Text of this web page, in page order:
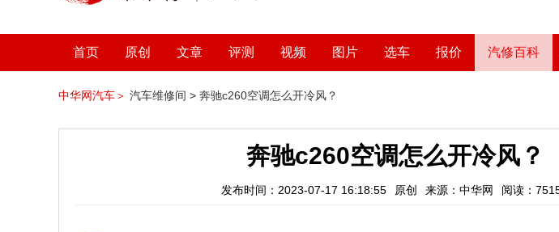
首页 原创 文章 评测 视频 图片 选车 报价 汽修百科
中华网汽车＞ 汽车维修间 > 奔驰c260空调怎么开冷风？
奔驰c260空调怎么开冷风？
发布时间：2023-07-17 16:18:55 原创 来源：中华网 阅读：